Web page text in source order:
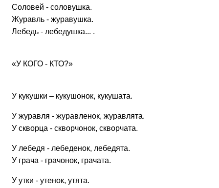
Соловей - соловушка.
Журавль - журавушка.
Лебедь - лебедушка... .
«У КОГО - КТО?»
У кукушки – кукушонок, кукушата.
У журавля - журавленок, журавлята.
У скворца - скворчонок, скворчата.
У лебедя - лебеденок, лебедята.
У грача - грачонок, грачата.
У утки - утенок, утята.